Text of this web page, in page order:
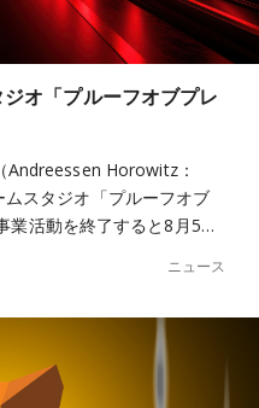
オ「プルーフオブプレ
Andreessen Horowitz：
スタジオ「プルーフオブ
業活動を終了すると8月5…
ニュース